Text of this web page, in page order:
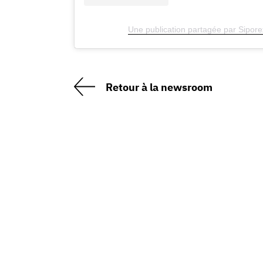
Une publication partagée par
Retour à la newsroom